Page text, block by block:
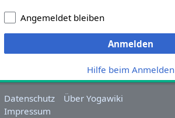
Angemeldet bleiben
Anmelden
Hilfe beim Anmelden
Datenschutz
Über Yogawiki
Impressum